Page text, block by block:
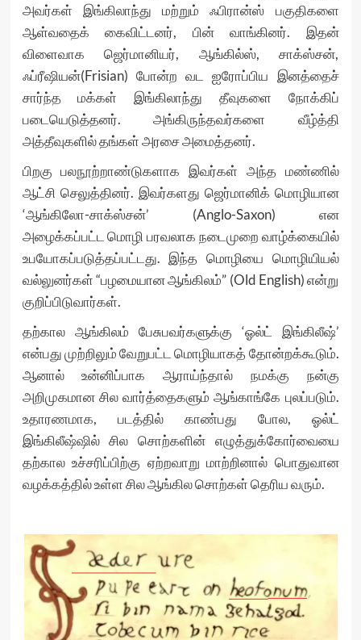
அவர்கள் இங்கிலாந்து மற்றும் ஃபிரான்ஸ் பகுதிகளை
ஆள்வதைக் கைவிட்டனர், பின் வாங்கினர். இதன்
விளைவாக ஜெர்மானியர், ஆங்கில்ஸ், சாக்ஸ்சன்,
ஃப்ரீஷியன்(Frisian) போன்ற வட ஐரோப்பிய இனத்தைச்
சார்ந்த மக்கள் இங்கிலாந்து தீவுகளை நோக்கிப்
படையெடுத்தனர். அங்கிருந்தவர்களை வீழ்த்தி
அத்தீவுகளில் தங்கள் அரசை அமைத்தனர்.
பிறகு பலநூற்றாண்டுகளாக இவர்கள் அந்த மண்ணில்
ஆட்சி செலுத்தினர். இவர்களது ஜெர்மானிக் மொழியான
‘ஆங்கிலோ-சாக்ஸ்சன்’ (Anglo-Saxon) என
அழைக்கப்பட்ட மொழி பரவலாக நடைமுறை வாழ்க்கையில்
உபயோகப்படுத்தப்பட்டது. இந்த மொழியை மொழியியல்
வல்லுனர்கள் “பழமையான ஆங்கிலம்” (Old English) என்று
குறிப்பிடுவார்கள்.
தற்கால ஆங்கிலம் பேசுபவர்களுக்கு ‘ஓல்ட் இங்கிலீஷ்’
என்பது முற்றிலும் வேறுபட்ட மொழியாகத் தோன்றக்கூடும்.
ஆனால் உன்னிப்பாக ஆராய்ந்தால் நமக்கு நன்கு
அறிமுகமான சில வார்த்தைகளும் ஆங்காங்கே புலப்படும்.
உதாரணமாக, படத்தில் காண்பது போல, ஓல்ட்
இங்கிலீஷ்ஷில் சில சொற்களின் எழுத்துக்கோர்வையை
தற்கால உச்சரிப்பிற்கு ஏற்றவாறு மாற்றினால் பொதுவான
வழக்கத்தில் உள்ள சில ஆங்கில சொற்கள் தெரிய வரும்.